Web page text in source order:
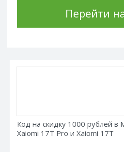
Перейти
Код на скидку 1000 рублей в
Xaiomi 17T Pro и Xaiomi 17T